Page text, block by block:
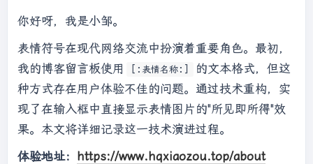
你好呀，我是小邹。
表情符号在现代网络交流中扮演着重要角色。最初，
我的博客留言板使用
[:表情名称:]
的文本格式，但这
种方式存在用户体验不佳的问题。通过技术重构，实
现了在输入框中直接显示表情图片的"所见即所得"效
果。本文将详细记录这一技术演进过程。
体验地址： https://www.hqxiaozou.top/about